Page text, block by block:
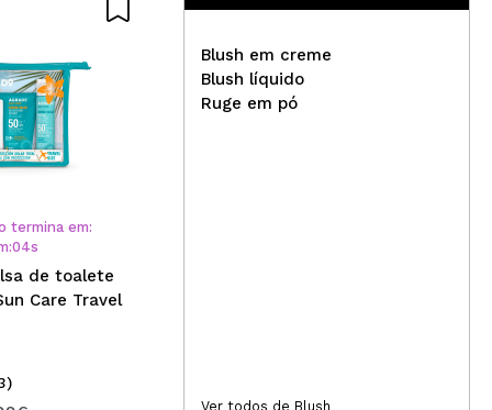
termina em:
:04s
de toalete
Care Travel
Blush em creme
Blush líquido
Ruge em pó
Ver todos de Blush